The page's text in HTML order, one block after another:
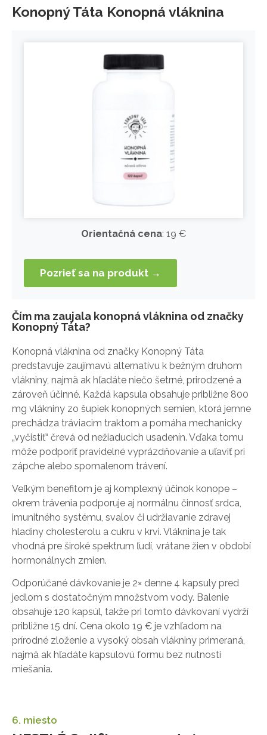
Konopný Táta Konopná vláknina
Orientačná cena: 19 €
Pozrieť sa na produkt →
Čím ma zaujala konopná vláknina od značky
Konopný Táta?
Konopná vláknina od značky Konopný Táta
predstavuje zaujímavú alternatívu k bežným druhom
vlákniny, najmä ak hľadáte niečo šetrné, prirodzené a
zároveň účinné. Každá kapsula obsahuje približne 800
mg vlákniny zo šupiek konopných semien, ktorá jemne
prechádza tráviacim traktom a pomáha mechanicky
„vyčistiť“ črevá od nežiaducich usadenín. Vďaka tomu
môže podporiť pravidelné vyprázdňovanie a uľaviť pri
zápche alebo spomalenom trávení.
Veľkým benefitom je aj komplexný účinok konope –
okrem trávenia podporuje aj normálnu činnosť srdca,
imunitného systému, svalov či udržiavanie zdravej
hladiny cholesterolu a cukru v krvi. Vláknina je tak
vhodná pre široké spektrum ľudí, vrátane žien v období
hormonálnych zmien.
Odporúčané dávkovanie je 2× denne 4 kapsuly pred
jedlom s dostatočným množstvom vody. Balenie
obsahuje 120 kapsúl, takže pri tomto dávkovaní vydrží
približne 15 dní. Cena okolo 19 € je vzhľadom na
prírodné zloženie a vysoký obsah vlákniny primeraná,
najmä ak hľadáte kapsulovú formu bez nutnosti
miešania.
6. miesto